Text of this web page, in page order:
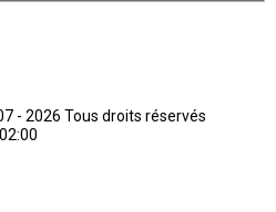
- 2026 Tous droits réservés